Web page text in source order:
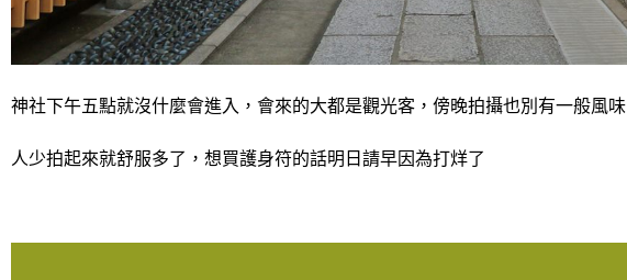
神社下午五點就沒什麼會進入，會來的大都是觀光客，傍晚拍攝也別有一般風味
人少拍起來就舒服多了，想買護身符的話明日請早因為打烊了